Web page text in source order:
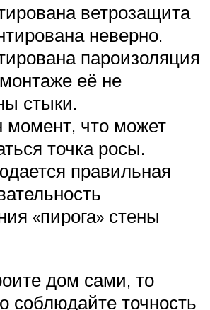
ветрозащита
неверно.
пароизоляция
её не
стыки.
момент, что может
точка росы.
правильная
«пирога» стены
дом сами, то
соблюдайте точность